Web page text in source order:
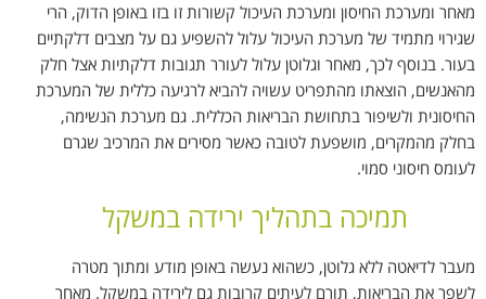
מאחר ומערכת החיסון ומערכת העיכול קשורות זו בזו באופן הדוק, הרי
שגירוי מתמיד של מערכת העיכול עלול להשפיע גם על מצבים דלקתיים
בעור. בנוסף לכך, מאחר וגלוטן עלול לעורר תגובות דלקתיות אצל חלק
מהאנשים, הוצאתו מהתפריט עשויה להביא לרגיעה כללית של המערכת
החיסונית ולשיפור בתחושת הבריאות הכללית. גם מערכת הנשימה,
בחלק מהמקרים, מושפעת לטובה כאשר מסירים את המרכיב שגרם
לעומס חיסוני סמוי.
תמיכה בתהליך ירידה במשקל
מעבר לדיאטה ללא גלוטן, כשהוא נעשה באופן מודע ומתוך מטרה
לשפר את הבריאות, תורם לעיתים קרובות גם לירידה במשקל. מאחר